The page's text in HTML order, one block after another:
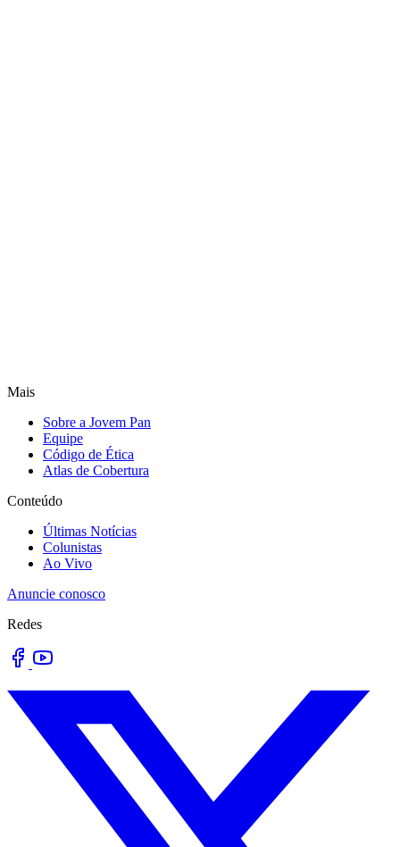
Mais
Sobre a Jovem Pan
Equipe
Código de Ética
Atlas de Cobertura
Conteúdo
Últimas Notícias
Colunistas
Ao Vivo
Anuncie conosco
Redes